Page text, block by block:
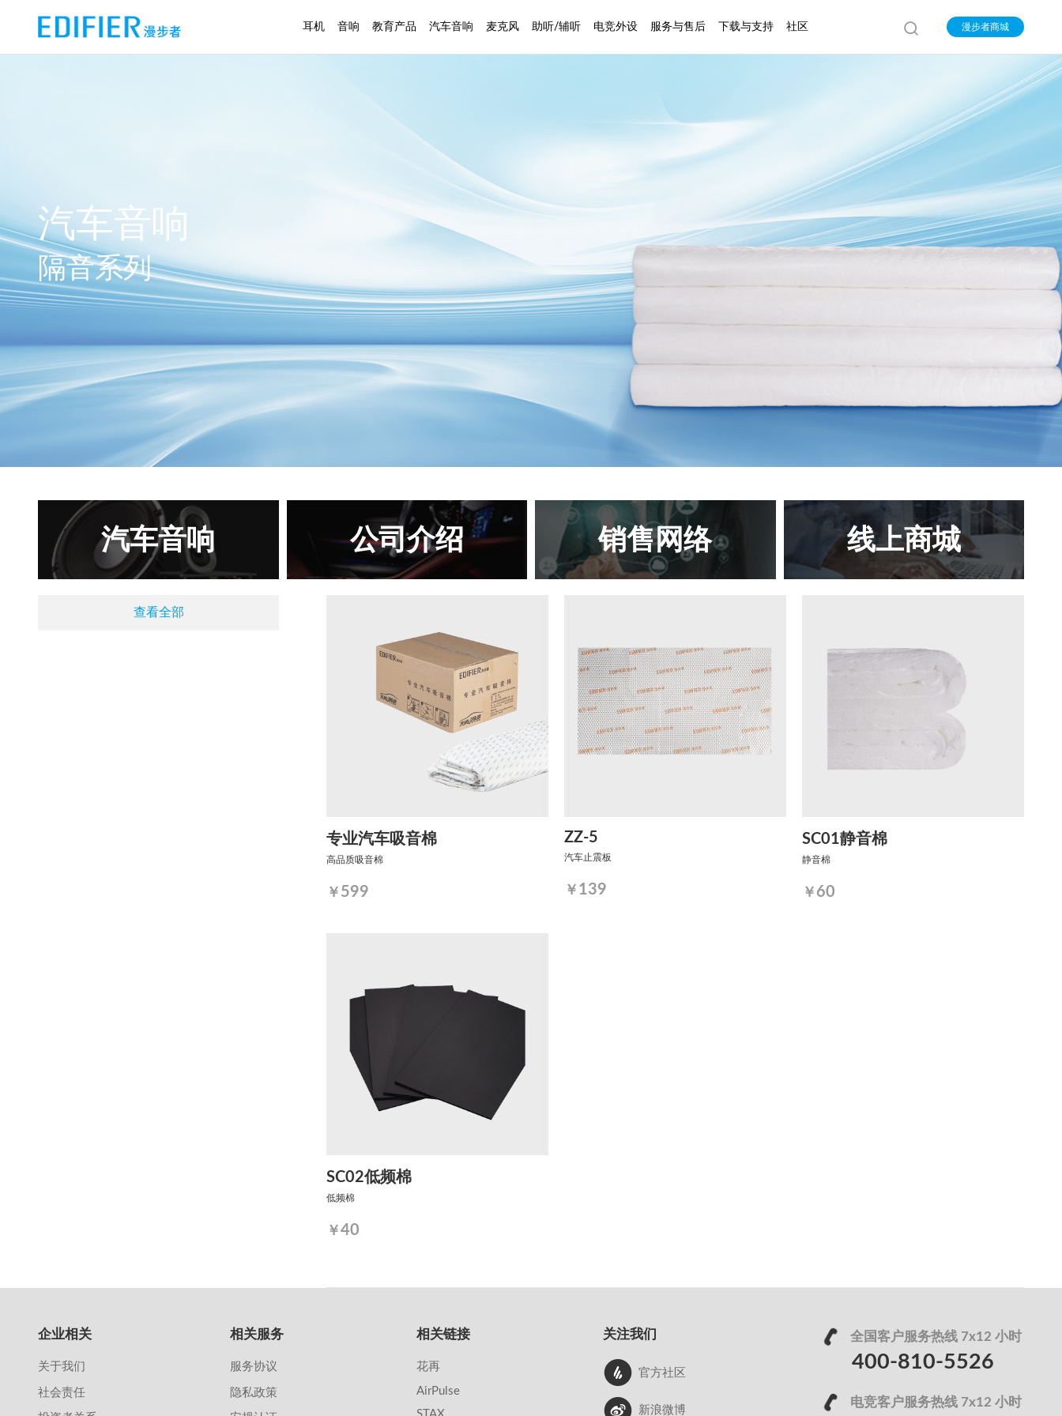
耳机 音响 教育产品 汽车音响 麦克风 助听/辅听 电竞外设 服务与售后 下载与支持 社区 漫步者商城
汽车音响
隔音系列
汽车音响 公司介绍 销售网络 线上商城
查看全部
专业汽车吸音棉
高品质吸音棉
￥ 599
ZZ-5
汽车止震板
￥ 139
SC01静音棉
静音棉
￥ 60
SC02低频棉
低频棉
￥40
企业相关
关于我们
社会责任
相关服务
服务协议
隐私政策
相关链接
花再
AirPulse
关注我们
官方社区
新浪微博
全国客户服务热线 7x12 小时
400-810-5526
电竞客户服务热线 7x12 小时